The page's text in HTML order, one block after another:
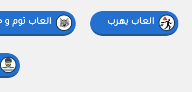
العاب يهرب العاب توم و